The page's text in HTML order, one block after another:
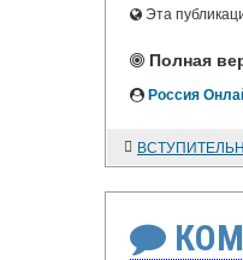
Эта
Полная
Россия